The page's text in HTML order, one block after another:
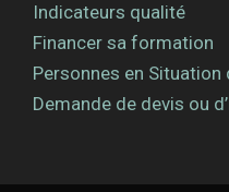
Indicateurs qualité
Financer sa formation
Personnes en Situation
Demande de devis ou